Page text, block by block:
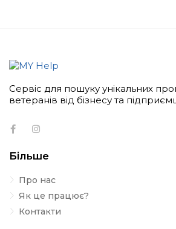
Сервіс для пошуку унікальних
ветеранів від бізнесу та
Більше
Про нас
Як це працює?
Контакти